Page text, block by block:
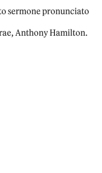
sermone pronunciato
Anthony Hamilton.